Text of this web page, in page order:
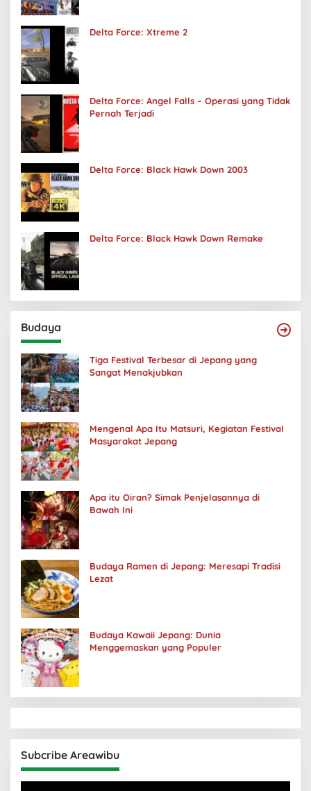
Delta Force: Xtreme 2
Delta Force: Angel Falls – Operasi yang Tidak
Pernah Terjadi
Delta Force: Black Hawk Down 2003
Delta Force: Black Hawk Down Remake
Budaya
Tiga Festival Terbesar di Jepang yang
Sangat Menakjubkan
Mengenal Apa Itu Matsuri, Kegiatan Festival
Masyarakat Jepang
Apa itu Oiran? Simak Penjelasannya di
Bawah Ini
Budaya Ramen di Jepang: Meresapi Tradisi
Lezat
Budaya Kawaii Jepang: Dunia
Menggemaskan yang Populer
Subcribe Areawibu